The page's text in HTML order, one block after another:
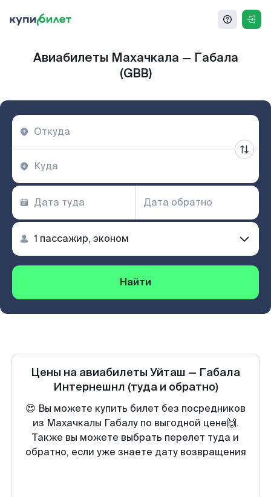
Авиабилеты Махачкала — Габала
(GBB)
Найти
Цены на авиабилеты Уйташ — Габала
Интернешнл (туда и обратно)
😍 Вы можете купить билет без посредников
из Махачкалы Габалу по выгодной цене🙌.
Также вы можете выбрать перелет туда и
обратно, если уже знаете дату возвращения